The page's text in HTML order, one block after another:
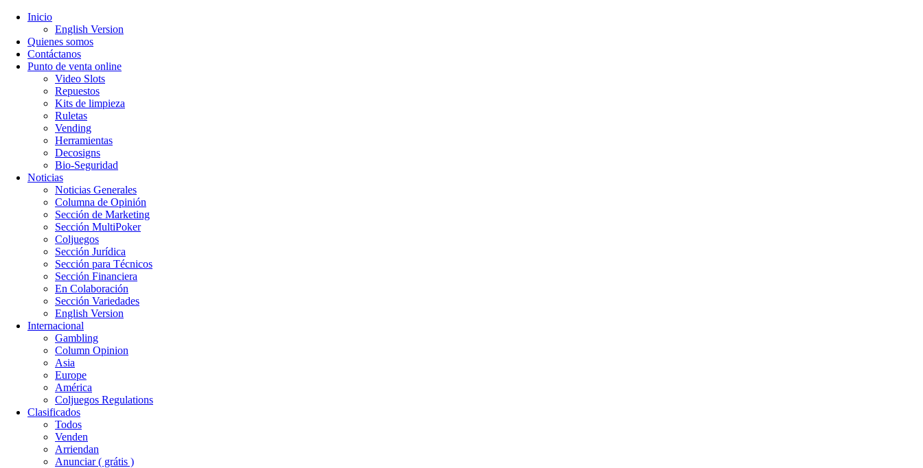
Inicio
English Version
Quienes somos
Contáctanos
Punto de venta online
Video Slots
Repuestos
Kits de limpieza
Ruletas
Vending
Herramientas
Decosigns
Bio-Seguridad
Noticias
Noticias Generales
Columna de Opinión
Sección de Marketing
Sección MultiPoker
Coljuegos
Sección Jurídica
Sección para Técnicos
Sección Financiera
En Colaboración
Sección Variedades
English Version
Internacional
Gambling
Column Opinion
Asia
Europe
América
Coljuegos Regulations
Clasificados
Todos
Venden
Arriendan
Anunciar ( grátis )